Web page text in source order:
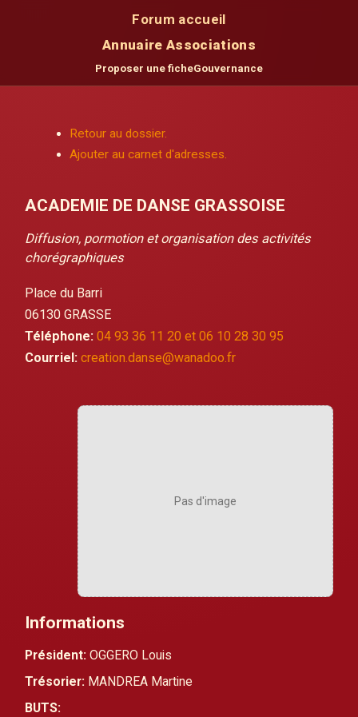
Forum accueil
Annuaire Associations
Proposer une ficheGouvernance
Retour au dossier.
Ajouter au carnet d'adresses.
ACADEMIE DE DANSE GRASSOISE
Diffusion, pormotion et organisation des activités
chorégraphiques
Place du Barri
06130 GRASSE
Téléphone: 04 93 36 11 20 et 06 10 28 30 95
Courriel: creation.danse@wanadoo.fr
Pas d'image
Informations
Président: OGGERO Louis
Trésorier: MANDREA Martine
BUTS: